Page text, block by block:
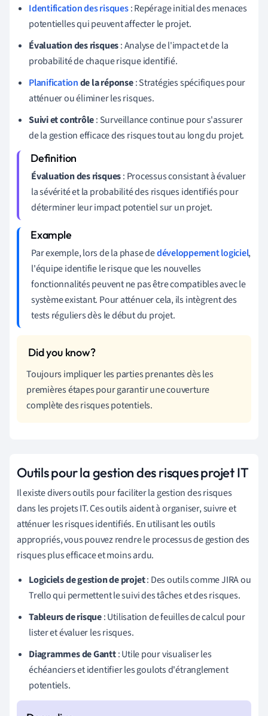
Identification des risques: Repérage initial des menaces
potentielles qui peuvent affecter le projet.
Évaluation des risques: Analyse de l'impact et de la
probabilité de chaque risque identifié.
Planificationde la réponse: Stratégies spécifiques pour
atténuer ou éliminer les risques.
Suivi et contrôle: Surveillance continue pour s'assurer
de la gestion efficace des risques tout au long du projet.
Évaluation des risques: Processus consistant à évaluer
la sévérité et la probabilité des risques identifiés pour
déterminer leur impact potentiel sur un projet.
Par exemple, lors de la phase dedéveloppement logiciel,
l'équipe identifie le risque que les nouvelles
fonctionnalités peuvent ne pas être compatibles avec le
système existant. Pour atténuer cela, ils intègrent des
tests réguliers dès le début du projet.
Toujours impliquer les parties prenantes dès les
premières étapes pour garantir une couverture
complète des risques potentiels.
Outils pour la gestion des risques projet IT
Il existe divers outils pour faciliter la gestion des risques
dans les projets IT. Ces outils aident à organiser, suivre et
atténuer les risques identifiés. En utilisant les outils
appropriés, vous pouvez rendre le processus de gestion des
risques plus efficace et moins ardu.
Logiciels de gestion de projet: Des outils comme JIRA ou
Trello qui permettent le suivi des tâches et des risques.
Tableurs de risque: Utilisation de feuilles de calcul pour
lister et évaluer les risques.
Diagrammes de Gantt: Utile pour visualiser les
échéanciers et identifier les goulots d'étranglement
potentiels.